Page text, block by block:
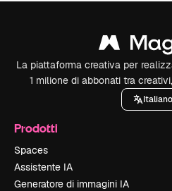
La piattaforma creativa per
1 milione di abbonati tra
Italiano
Prodotti
Spaces
Assistente IA
Generatore di immagini IA